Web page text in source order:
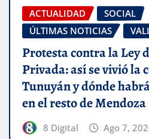
ACTUALIDAD
SOCIAL
ÚLTIMAS NOTICIAS
Protesta contra la Ley
Privada: así se vivió la
Tunuyán y dónde
en el resto de Mendoza
8 Digital Ago 7,